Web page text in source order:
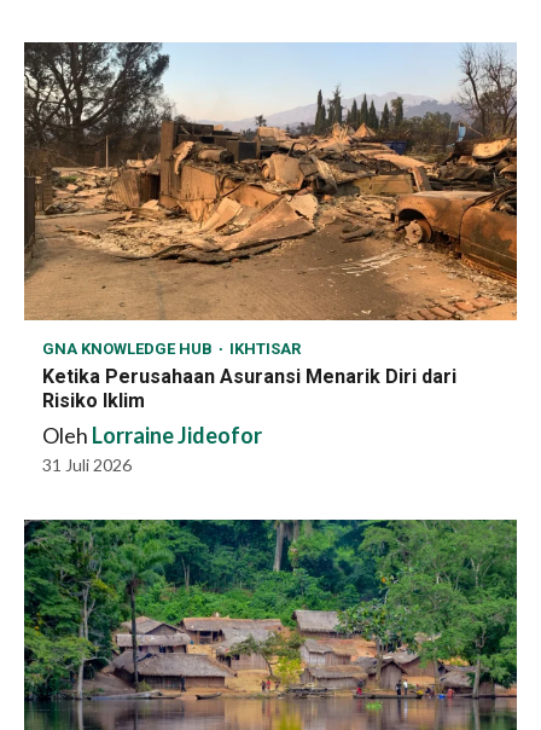
GNA KNOWLEDGE HUB IKHTISAR
Ketika Perusahaan Asuransi Menarik Diri dari
Risiko Iklim
Oleh Lorraine Jideofor
31 Juli 2026